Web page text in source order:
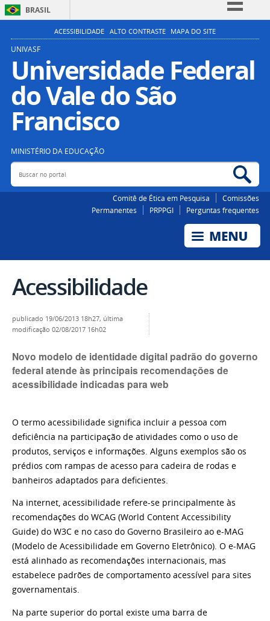
BRASIL
Simplifique!
Participe
Acesso à informação
Legislação
ACESSIBILIDADE ALTO CONTRASTE MAPA DO SITE
UNIVASF
Universidade Federal
do Vale do São
Francisco
MINISTÉRIO DA EDUCAÇÃO
Buscar no portal
Comitê de Ética em Pesquisa
Comissões
Permanentes
PRPPGI Perguntas frequentes
Acessibilidade
publicado 19/06/2013 18h27, última
modificação 02/08/2017 16h02
Novo modelo de identidade digital padrão do governo
federal atende às principais recomendações de
acessibilidade indicadas para web
O termo acessibilidade significa incluir a pessoa com
deficiência na participação de atividades como o uso de
produtos, serviços e informações. Alguns exemplos são os
prédios com rampas de acesso para cadeira de rodas e
banheiros adaptados para deficientes.
Na internet, acessibilidade refere-se principalmente às
recomendações do WCAG (World Content Accessibility
Guide) do W3C e no caso do Governo Brasileiro ao e-MAG
(Modelo de Acessibilidade em Governo Eletrônico). O e-MAG
está alinhado as recomendações internacionais, mas
estabelece padrões de comportamento acessível para sites
governamentais.
Na parte superior do portal existe uma barra de